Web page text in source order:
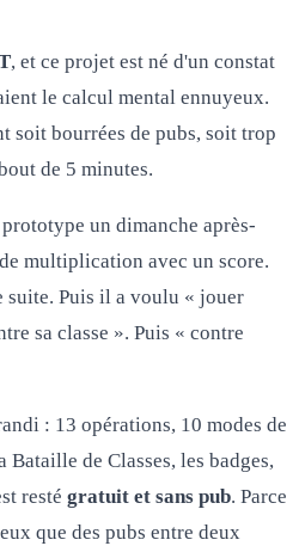
, et ce projet est né d'un constat
le calcul mental ennuyeux.
soit bourrées de pubs, soit trop
de 5 minutes.
un dimanche après-
multiplication avec un score.
Puis il a voulu « jouer
sa classe ». Puis « contre
: 13 opérations, 10 modes de
Bataille de Classes, les badges,
resté gratuit et sans pub. Parce
que des pubs entre deux